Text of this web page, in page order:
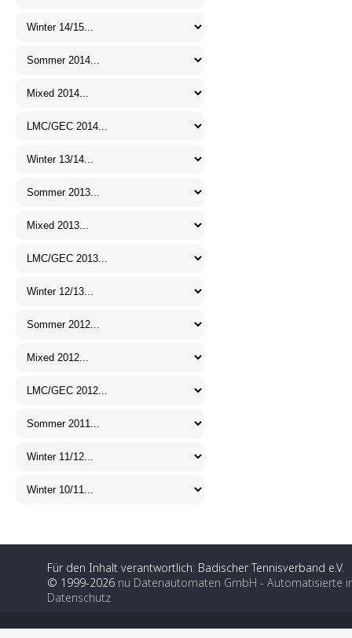
Für den Inhalt verantwortlich: Badischer Tennisverband e.V.
© 1999-2026 nu Datenautomaten GmbH - Automatisierte
Datenschutz